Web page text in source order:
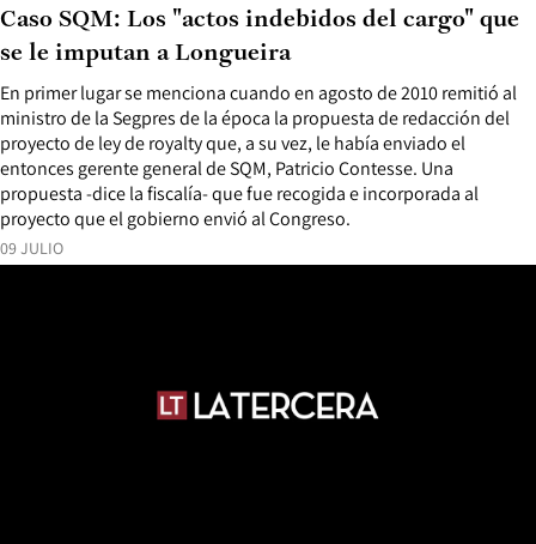
09 JULIO
En primer lugar se menciona cuando en agosto de 2010 remitió al
ministro de la Segpres de la época la propuesta de redacción del
proyecto de ley de royalty que, a su vez, le había enviado el
entonces gerente general de SQM, Patricio Contesse. Una
propuesta -dice la fiscalía- que fue recogida e incorporada al
proyecto que el gobierno envió al Congreso.
Caso SQM: Los "actos indebidos del cargo" que
se le imputan a Longueira